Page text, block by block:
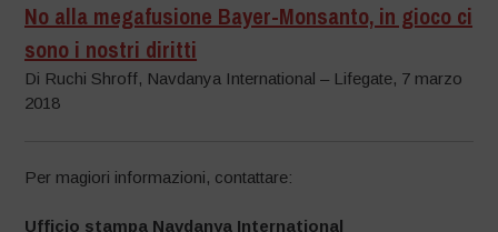
No alla megafusione Bayer-Monsanto, in gioco ci
sono i nostri diritti
Di Ruchi Shroff, Navdanya International – Lifegate, 7 marzo
2018
Per magiori informazioni, contattare:
Ufficio stampa Navdanya International